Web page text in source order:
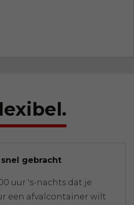
gebracht
uur 's-nachts dat je
een afvalcontainer wilt